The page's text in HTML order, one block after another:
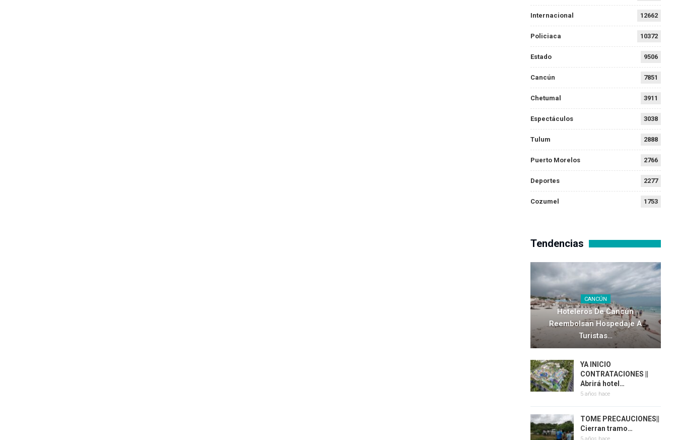
Internacional 12662
Policiaca 10372
Estado 9506
Cancún 7851
Chetumal 3911
Espectáculos 3038
Tulum 2888
Puerto Morelos 2766
Deportes 2277
Cozumel 1753
Tendencias
CANCÚN
Hoteleros De Cancún
Reembolsan Hospedaje A
Turistas…
YA INICIO
CONTRATACIONES ||
Abrirá hotel…
5 años hace
TOME PRECAUCIONES||
Cierran tramo…
5 años hace